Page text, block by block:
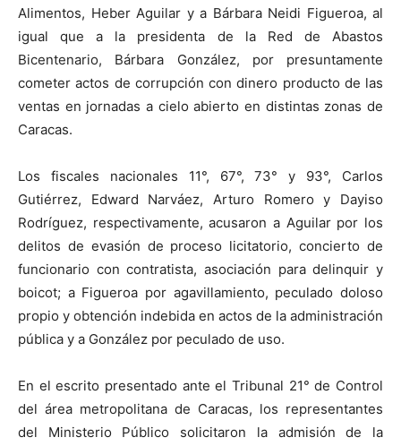
Alimentos, Heber Aguilar y a Bárbara Neidi Figueroa, al
igual que a la presidenta de la Red de Abastos
Bicentenario, Bárbara González, por presuntamente
cometer actos de corrupción con dinero producto de las
ventas en jornadas a cielo abierto en distintas zonas de
Caracas.
Los fiscales nacionales 11°, 67°, 73° y 93°, Carlos
Gutiérrez, Edward Narváez, Arturo Romero y Dayiso
Rodríguez, respectivamente, acusaron a Aguilar por los
delitos de evasión de proceso licitatorio, concierto de
funcionario con contratista, asociación para delinquir y
boicot; a Figueroa por agavillamiento, peculado doloso
propio y obtención indebida en actos de la administración
pública y a González por peculado de uso.
En el escrito presentado ante el Tribunal 21° de Control
del área metropolitana de Caracas, los representantes
del Ministerio Público solicitaron la admisión de la